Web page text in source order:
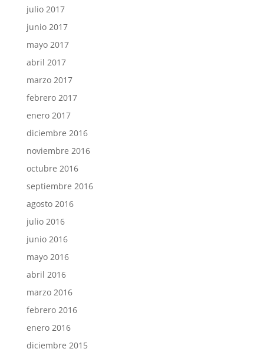
julio 2017
junio 2017
mayo 2017
abril 2017
marzo 2017
febrero 2017
enero 2017
diciembre 2016
noviembre 2016
octubre 2016
septiembre 2016
agosto 2016
julio 2016
junio 2016
mayo 2016
abril 2016
marzo 2016
febrero 2016
enero 2016
diciembre 2015